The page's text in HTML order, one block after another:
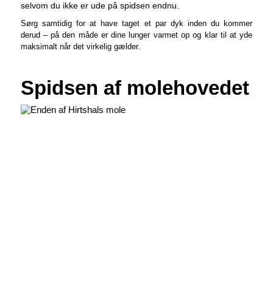
selvom du ikke er ude på spidsen endnu.
Sørg samtidig for at have taget et par dyk inden du kommer
derud – på den måde er dine lunger varmet op og klar til at yde
maksimalt når det virkelig gælder.
Spidsen af molehovedet